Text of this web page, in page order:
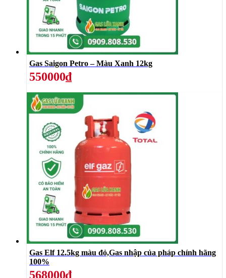
Gas Saigon Petro – Màu Xanh 12kg
550000₫
Gas Elf 12.5kg màu đỏ,Gas nhập của pháp chính hãng
100%
568000₫